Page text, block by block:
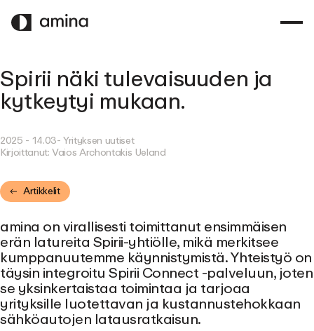
PÄÄSISÄLTÖÖN
Spirii näki tulevaisuuden ja
kytkeytyi mukaan.
2025 - 14.03- Yrityksen uutiset
Kirjoittanut:Vaios Archontakis Ueland
Artikkelit
amina on virallisesti toimittanut ensimmäisen
erän latureita Spirii-yhtiölle, mikä merkitsee
kumppanuutemme käynnistymistä. Yhteistyö on
täysin integroitu Spirii Connect -palveluun, joten
se yksinkertaistaa toimintaa ja tarjoaa
yrityksille luotettavan ja kustannustehokkaan
sähköautojen latausratkaisun.